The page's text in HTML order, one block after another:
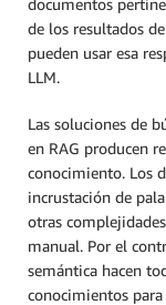
de los resultados
pueden usar esa
LLM.
Las soluciones de
en RAG producen
conocimiento. Los
incrustación de
otras
manual. Por el
semántica hacen
conocimientos